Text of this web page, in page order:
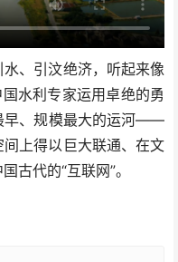
、引汶绝济，听起来像
水利专家运用卓绝的勇
早、规模最大的运河——
上得以巨大联通、在文
古代的“互联网”。